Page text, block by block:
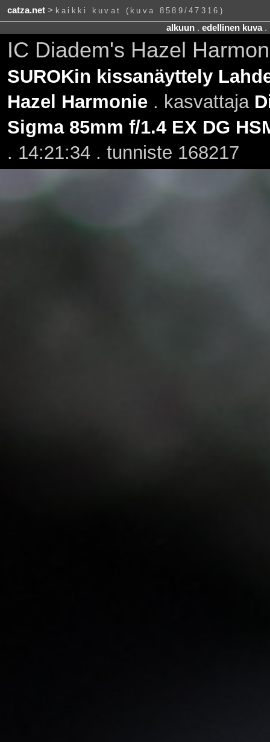
catza.net> kaikki kuvat (kuva 8589/47316)
alkuun. edellinen kuva.
IC Diadem's Hazel
SUROKin kissanäyttely
Hazel Harmonie. kasvattaja
Sigma 85mm f/1.4 EX DG
. 14:21:34 . tunniste 168217